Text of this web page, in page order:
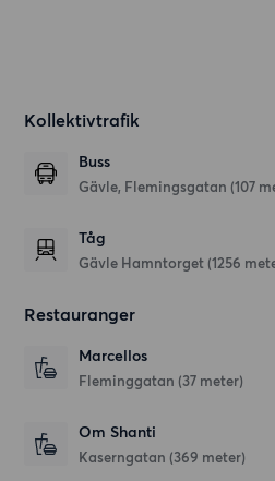
Kollektivtrafik
Buss
Gävle, Flemingsgatan (107
Tåg
Gävle Hamntorget (1256
Restauranger
Marcellos
Fleminggatan (37 meter)
Om Shanti
Kaserngatan (369 meter)